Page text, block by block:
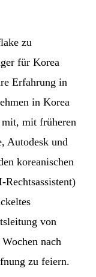
zu
für Korea
Erfahrung in
in Korea
mit früheren
Autodesk und
koreanischen
von
nach
zu feiern.